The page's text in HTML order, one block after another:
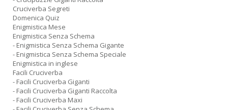
Cruciverba Segreti
Domenica Quiz
Enigmistica Mese
Enigmistica Senza Schema
- Enigmistica Senza Schema Gigante
- Enigmistica Senza Schema Speciale
Enigmistica in inglese
Facili Cruciverba
- Facili Cruciverba Giganti
- Facili Cruciverba Giganti Raccolta
- Facili Cruciverba Maxi